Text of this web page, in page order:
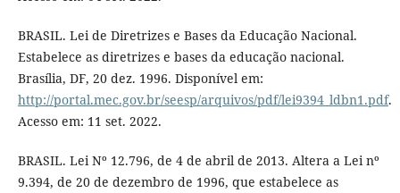
BRASIL. Lei de Diretrizes e Bases da Educação Nacional.
Estabelece as diretrizes e bases da educação nacional.
Brasília, DF, 20 dez. 1996. Disponível em:
http://portal.mec.gov.br/seesp/arquivos/pdf/lei9394_ldbn1.pdf.
Acesso em: 11 set. 2022.
BRASIL. Lei Nº 12.796, de 4 de abril de 2013. Altera a Lei nº
9.394, de 20 de dezembro de 1996, que estabelece as